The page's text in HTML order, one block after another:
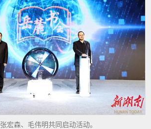
张宏森、毛伟明共同启动活动。